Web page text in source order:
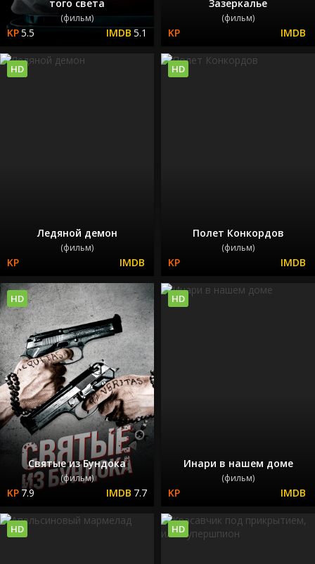
того света
(фильм)
5.5 5.1
Зазеркалье
(фильм)
Ледяной демон
(фильм)
HD
Полет Конкордов
(фильм)
HD
Святые из Бундока
(фильм)
7.9 7.7
HD
Инари в нашем доме
(фильм)
HD
HD HD